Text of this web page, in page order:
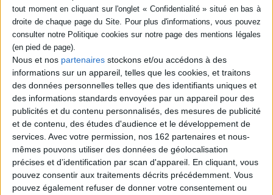
Nous et nos partenaires stockons et/ou accédons à des
informations sur un appareil, telles que les cookies, et traitons
des données personnelles telles que des identifiants uniques et
des informations standards envoyées par un appareil pour des
publicités et du contenu personnalisés, des mesures de publicité
et de contenu, des études d'audience et le développement de
services. Avec votre permission, nos 162 partenaires et nous-
mêmes pouvons utiliser des données de géolocalisation
précises et d’identification par scan d'appareil. En cliquant, vous
pouvez consentir aux traitements décrits précédemment. Vous
pouvez également refuser de donner votre consentement ou
comprendre :
Qu’est-ce que la douleur ?
Quels outils sont nécessaires pour la gérer ?
Quelles thérapeutiques complémentaires sont utilisées ?
Que sont les cannabinoides ?
Dr Marie Floccia, praticien hospitalier, cheffe de service douleur et
médecine intégrative du CHU de Bordeaux. Médecin gériatre et
algologue, elle consulte au centre d’évaluation et de traitement de la
douleur (CETD) ainsi qu’à l’institut de médecine intégrative et
complémentaire (IMIC) du CHU de Bordeaux.
Dr Anne Philippe praticien hospitalier, médecin algologue et gériatre.
Elle a été pendant 10 ans responsable du centre d’étude et de
traitement de la douleur du CHU de Tours, elle consulte désormais au
CHU de Bordeaux au CETD, à l’IMIC et également à l’Unité soutien
douleur (USD) dans les unités du CHU.
En stock *
*stock limité
Hypnose, douleurs aiguës
et anesthésie
Auteur :
Claude Virot
Éditeur :Arnette
44,00 €
Clinique et
psychopathologie de la
douleur
Éditeur :Dunod
29,00 €